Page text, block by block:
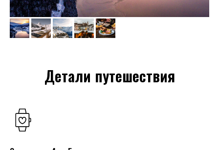
Детали путешествия